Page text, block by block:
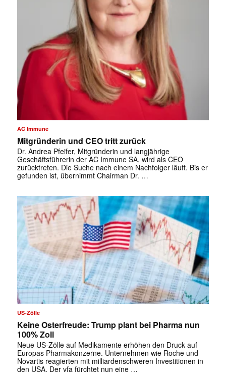
AC Immune
Mitgründerin und CEO tritt zurück
Dr. Andrea Pfeifer, Mitgründerin und langjährige
Geschäftsführerin der AC Immune SA, wird als CEO
zurücktreten. Die Suche nach einem Nachfolger läuft. Bis er
gefunden ist, übernimmt Chairman Dr. …
US-Zölle
Keine Osterfreude: Trump plant bei Pharma nun
100% Zoll
Neue US-Zölle auf Medikamente erhöhen den Druck auf
Europas Pharmakonzerne. Unternehmen wie Roche und
Novartis reagierten mit milliardenschweren Investitionen in
den USA. Der vfa fürchtet nun eine …